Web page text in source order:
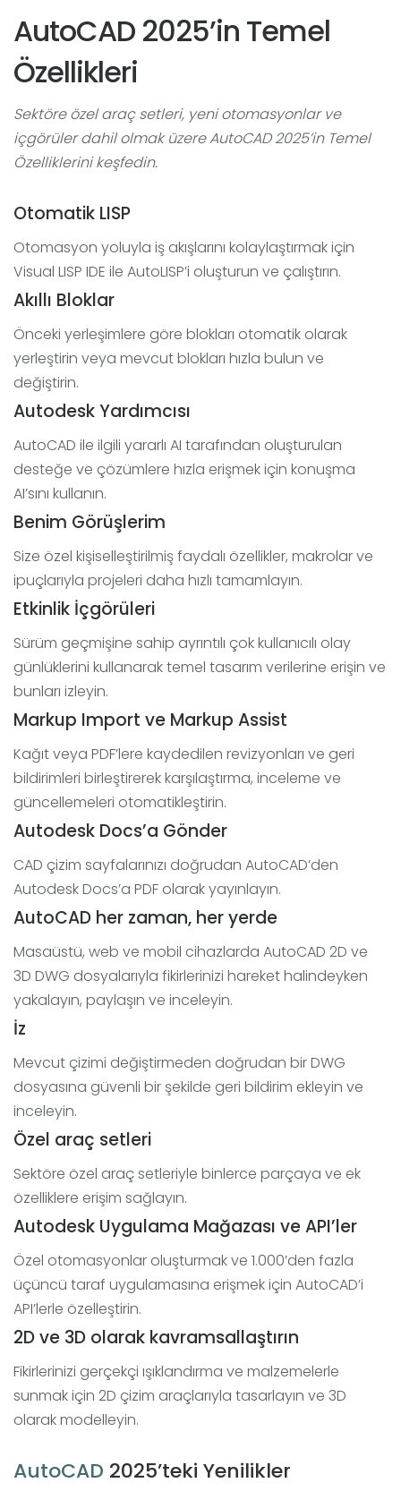
AutoCAD 2025’in Temel
Özellikleri
Sektöre özel araç setleri, yeni otomasyonlar ve
içgörüler dahil olmak üzere AutoCAD 2025’in Temel
Özelliklerini keşfedin.
Otomatik LISP
Otomasyon yoluyla iş akışlarını kolaylaştırmak için
Visual LISP IDE ile AutoLISP’i oluşturun ve çalıştırın.
Akıllı Bloklar
Önceki yerleşimlere göre blokları otomatik olarak
yerleştirin veya mevcut blokları hızla bulun ve
değiştirin.
Autodesk Yardımcısı
AutoCAD ile ilgili yararlı AI tarafından oluşturulan
desteğe ve çözümlere hızla erişmek için konuşma
AI’sını kullanın.
Benim Görüşlerim
Size özel kişiselleştirilmiş faydalı özellikler, makrolar ve
ipuçlarıyla projeleri daha hızlı tamamlayın.
Etkinlik İçgörüleri
Sürüm geçmişine sahip ayrıntılı çok kullanıcılı olay
günlüklerini kullanarak temel tasarım verilerine erişin ve
bunları izleyin.
Markup Import ve Markup Assist
Kağıt veya PDF’lere kaydedilen revizyonları ve geri
bildirimleri birleştirerek karşılaştırma, inceleme ve
güncellemeleri otomatikleştirin.
Autodesk Docs’a Gönder
CAD çizim sayfalarınızı doğrudan AutoCAD’den
Autodesk Docs’a PDF olarak yayınlayın.
AutoCAD her zaman, her yerde
Masaüstü, web ve mobil cihazlarda AutoCAD 2D ve
3D DWG dosyalarıyla fikirlerinizi hareket halindeyken
yakalayın, paylaşın ve inceleyin.
İz
Mevcut çizimi değiştirmeden doğrudan bir DWG
dosyasına güvenli bir şekilde geri bildirim ekleyin ve
inceleyin.
Özel araç setleri
Sektöre özel araç setleriyle binlerce parçaya ve ek
özelliklere erişim sağlayın.
Autodesk Uygulama Mağazası ve API’ler
Özel otomasyonlar oluşturmak ve 1.000’den fazla
üçüncü taraf uygulamasına erişmek için AutoCAD’i
API’lerle özelleştirin.
2D ve 3D olarak kavramsallaştırın
Fikirlerinizi gerçekçi ışıklandırma ve malzemelerle
sunmak için 2D çizim araçlarıyla tasarlayın ve 3D
olarak modelleyin.
AutoCAD 2025’teki Yenilikler